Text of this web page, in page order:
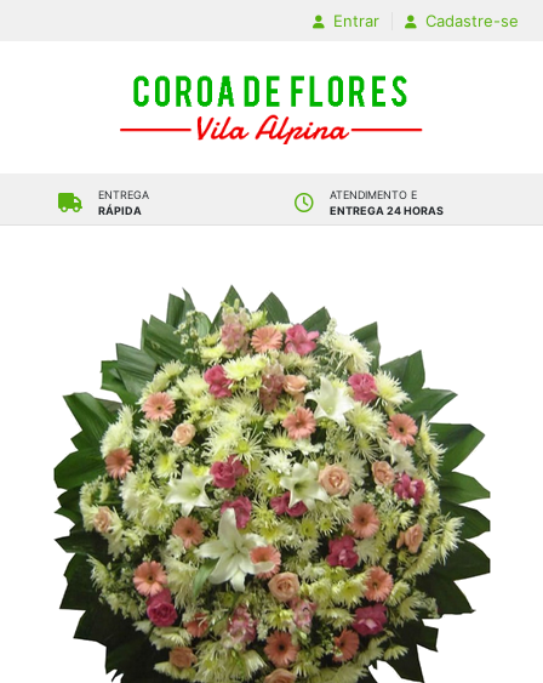
Entrar Cadastre-se
ENTREGA
RÁPIDA
ATENDIMENTO E
ENTREGA 24 HORAS
HOMENAGEM GRÁTIS